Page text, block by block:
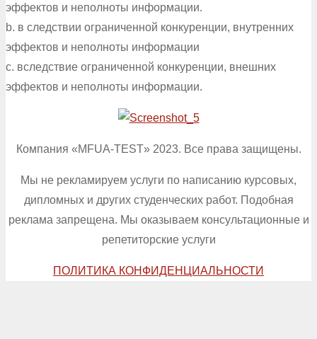
эффектов и неполноты информации.
b. в следствии ограниченной конкуренции, внутренних
эффектов и неполноты информации
c. вследствие ограниченной конкуренции, внешних
эффектов и неполноты информации.
Компания «MFUA-TEST» 2023. Все права защищены.
Мы не рекламируем услуги по написанию курсовых,
дипломных и других студенческих работ. Подобная
реклама запрещена. Мы оказываем консультационные и
репетиторские услуги
ПОЛИТИКА КОНФИДЕНЦИАЛЬНОСТИ